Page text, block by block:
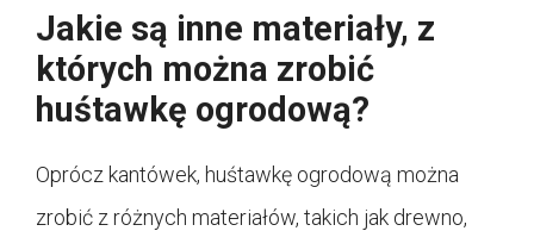
Jakie są inne materiały, z
których można zrobić
huśtawkę ogrodową?
Oprócz kantówek, huśtawkę ogrodową można
zrobić z różnych materiałów, takich jak drewno,